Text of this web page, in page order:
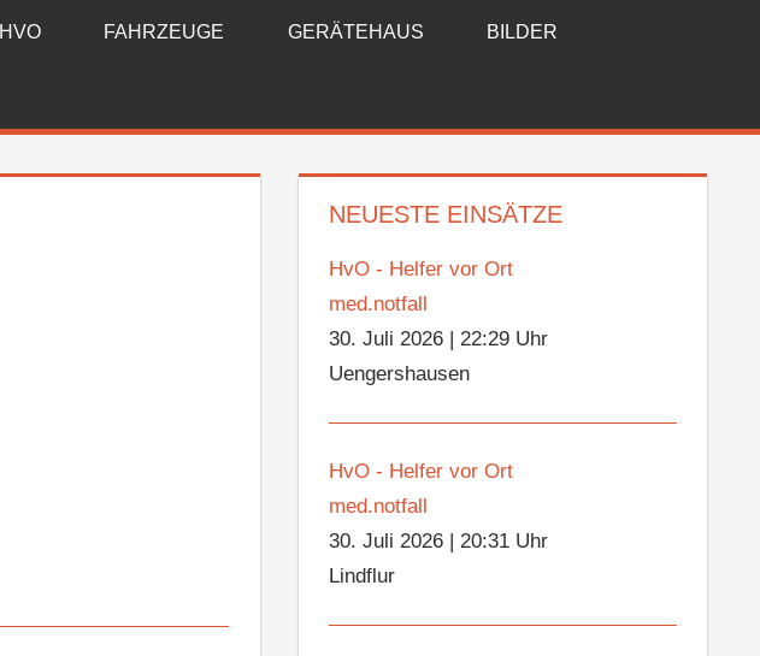
HVO FAHRZEUGE GERÄTEHAUS BILDER
NEUESTE EINSÄTZE
HvO - Helfer vor Ort
med.notfall
30. Juli 2026 |22:29 Uhr
Uengershausen
HvO - Helfer vor Ort
med.notfall
30. Juli 2026 |20:31 Uhr
Lindflur